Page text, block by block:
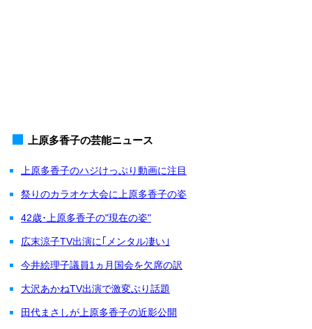
上原多香子の芸能ニュース
上原多香子のハジけっぷり動画に注目
祭りのカラオケ大会に上原多香子の姿
42歳･上原多香子の"現在の姿"
広末涼子TV出演に｢メンタル凄い｣
今井絵理子議員1ヵ月国会を欠席の訳
大沢あかねTV出演で激変ぶり話題
田代まさしが上原多香子の近影公開